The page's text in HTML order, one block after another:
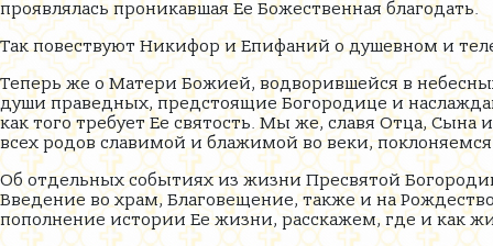
проявлялась проникавшая Ее Божественная благодать.
Так повествуют Никифор и Епифаний о душевном и
Теперь же о Матери Божией, водворившейся в
души праведных, предстоящие Богородице и
как того требует Ее святость. Мы же, славя Отца,
всех родов славимой и блажимой во веки,
Об отдельных событиях из жизни Пресвятой
Введение во храм, Благовещение, также и на
пополнение истории Ее жизни, расскажем, где и как